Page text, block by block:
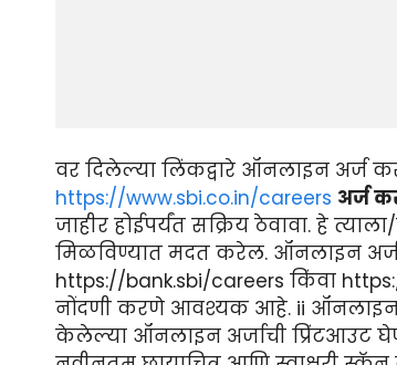
वर दिलेल्या लिंकद्वारे ऑनलाइन अर्ज
https://www.sbi.co.in/careers अर्ज
जाहीर होईपर्यंत सक्रिय ठेवावा. हे
मिळविण्यात मदत करेल. ऑनलाइन अर्ज
https://bank.sbi/careers किंवा
नोंदणी करणे आवश्यक आहे. ii ऑनलाइन
केलेल्या ऑनलाइन अर्जाची प्रिंटआउट